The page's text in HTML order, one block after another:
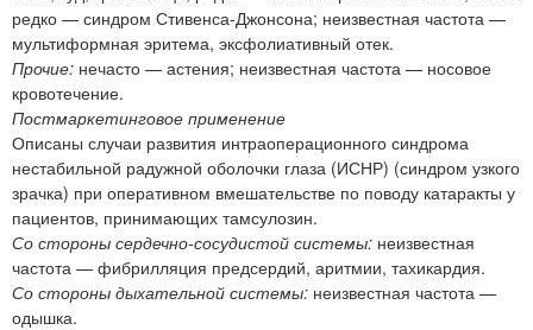
редко — синдром Стивенса-Джонсона; неизвестная частота —
мультиформная эритема, эксфолиативный отек.
Прочие: нечасто — астения; неизвестная частота — носовое
кровотечение.
Постмаркетинговое применение
Описаны случаи развития интраоперационного синдрома
нестабильной радужной оболочки глаза (ИСНР) (синдром узкого
зрачка) при оперативном вмешательстве по поводу катаракты у
пациентов, принимающих тамсулозин.
Со стороны сердечно-сосудистой системы: неизвестная
частота — фибрилляция предсердий, аритмии, тахикардия.
Со стороны дыхательной системы: неизвестная частота —
одышка.